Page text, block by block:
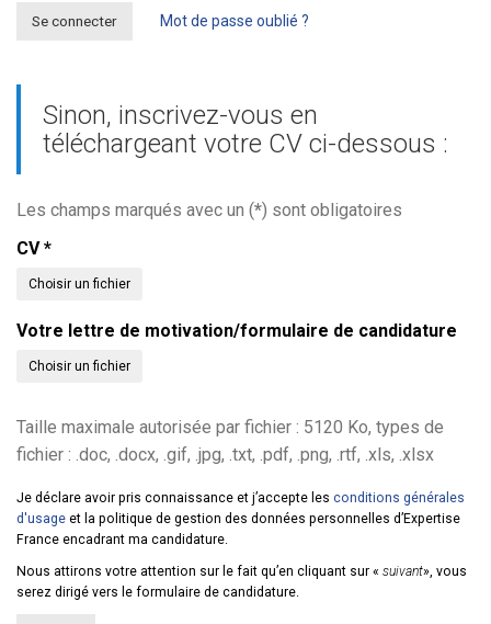
Se connecter Mot de passe oublié ?
Sinon, inscrivez-vous en
téléchargeant votre CV ci-dessous :
Les champs marqués avec un (*) sont obligatoires
CV *
Choisir un fichier
Votre lettre de motivation/formulaire de candidature
Choisir un fichier
Taille maximale autorisée par fichier : 5120 Ko, types de
fichier : .doc, .docx, .gif, .jpg, .txt, .pdf, .png, .rtf, .xls, .xlsx
Je déclare avoir pris connaissance et j’accepte les conditions générales
d'usage et la politique de gestion des données personnelles d’Expertise
France encadrant ma candidature.
Nous attirons votre attention sur le fait qu’en cliquant sur « suivant», vous
serez dirigé vers le formulaire de candidature.